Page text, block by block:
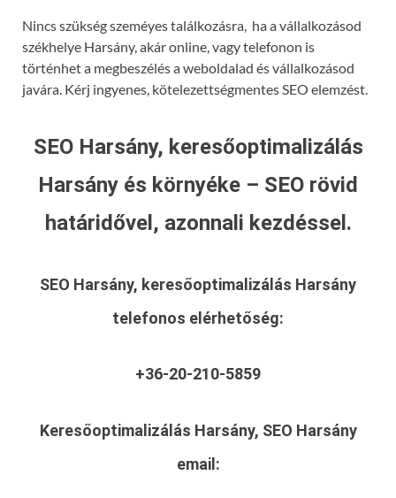
Nincs szükség szeméyes találkozásra, ha a vállalkozásod
székhelye Harsány, akár online, vagy telefonon is
történhet a megbeszélés a weboldalad és vállalkozásod
javára. Kérj ingyenes, kötelezettségmentes SEO elemzést.
SEO Harsány, keresőoptimalizálás
Harsány és környéke – SEO rövid
határidővel, azonnali kezdéssel.
SEO Harsány, keresőoptimalizálás Harsány
telefonos elérhetőség:
+36-20-210-5859
Keresőoptimalizálás Harsány, SEO Harsány
email: